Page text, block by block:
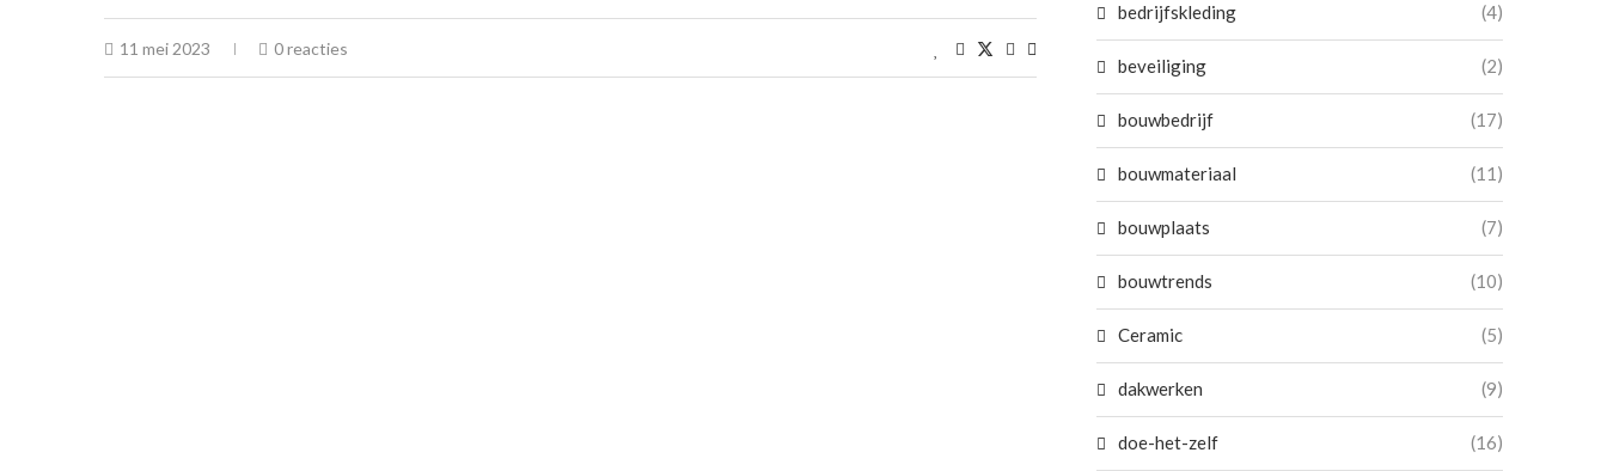
11 mei 2023 0 reacties
bedrijfskleding (4)
beveiliging (2)
bouwbedrijf (17)
bouwmateriaal (11)
bouwplaats (7)
bouwtrends (10)
Ceramic (5)
dakwerken (9)
doe-het-zelf (16)